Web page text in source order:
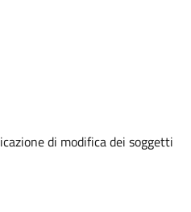
di modifica dei soggetti